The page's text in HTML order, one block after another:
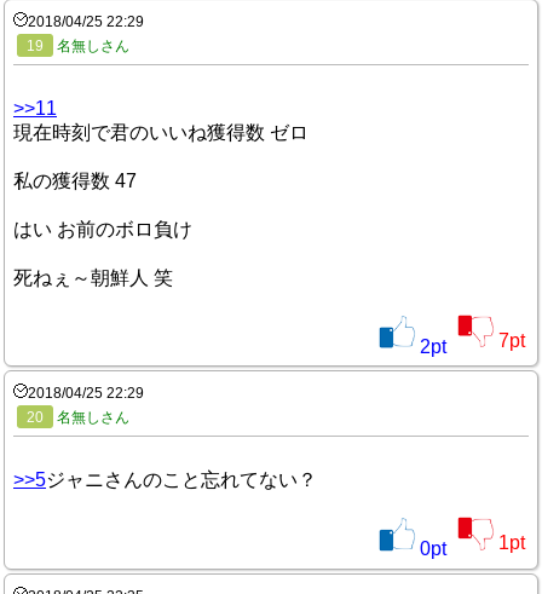
2018/04/25 22:29
19
名無しさん
>>11
現在時刻で君のいいね獲得数 ゼロ
私の獲得数 47
はい お前のボロ負け
死ねぇ～朝鮮人 笑
2pt 7pt
2018/04/25 22:29
20
名無しさん
>>5ジャニさんのこと忘れてない？
0pt 1pt